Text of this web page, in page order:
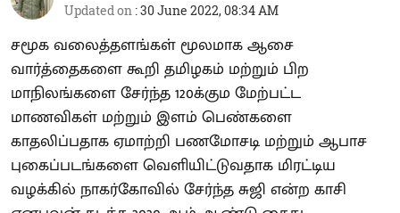
Updated on :30 June 2022, 08:34 AM
சமூக வலைத்தளங்கள் மூலமாக ஆசை
வார்த்தைகளை கூறி தமிழகம் மற்றும் பிற
மாநிலங்களை சேர்ந்த 120க்கும மேற்பட்ட
மாணவிகள் மற்றும் இளம் பெண்களை
காதலிப்பதாக ஏமாற்றி பணமோசடி மற்றும் ஆபாச
புகைப்படங்களை வெளியிட்டுவதாக மிரட்டிய
வழக்கில் நாகர்கோவில் சேர்ந்த சுஜி என்ற காசி